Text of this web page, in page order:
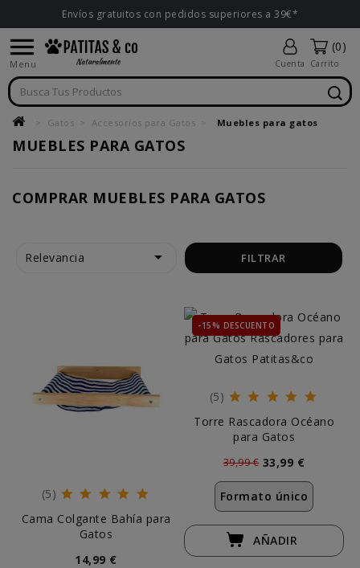
Envíos gratuitos con pedidos superiores a 39€*

Menu Cuenta
(0)
Carrito
Gatos Accesorios para Gatos Muebles para gatos
MUEBLES PARA GATOS
COMPRAR MUEBLES PARA GATOS
Relevancia  FILTRAR
(5)
Cama Colgante Bahía para
Gatos
14,99 €
-15% DESCUENTO
(5)
Torre Rascadora Océano
para Gatos
39,99 € 33,99 €
Formato único
AÑADIR